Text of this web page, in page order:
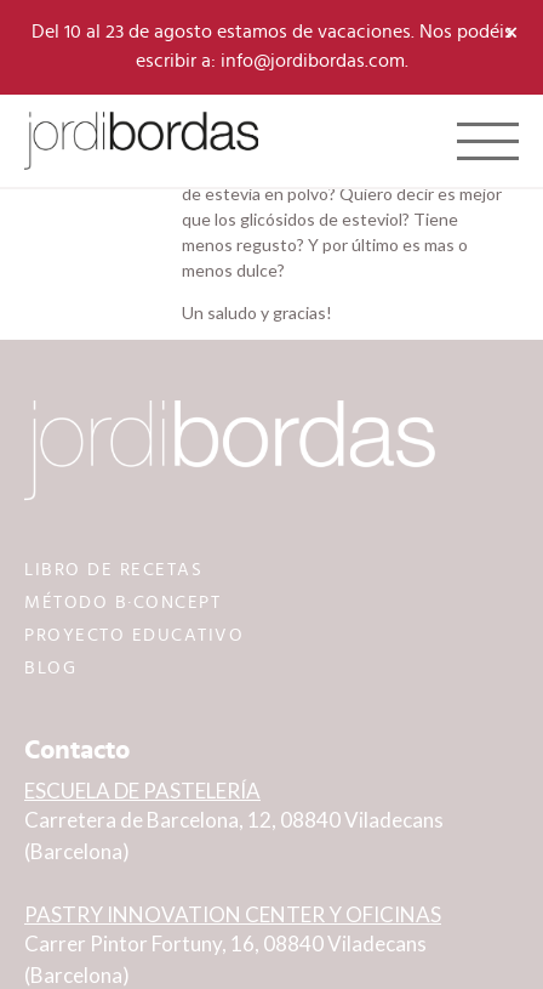
Del 10 al 23 de agosto estamos de vacaciones. Nos podéis
escribir a: info@jordibordas.com.
×
Toggle
04/11/2024 a las 10:13 am
#10398
Celia Alamo
de estevia en polvo? Quiero decir es mejor
que los glicósidos de esteviol? Tiene
menos regusto? Y por último es mas o
menos dulce?
Un saludo y gracias!
LIBRO DE RECETAS
MÉTODO B·CONCEPT
PROYECTO EDUCATIVO
BLOG
Contacto
ESCUELA DE PASTELERÍA
Carretera de Barcelona, 12, 08840 Viladecans
(Barcelona)
PASTRY INNOVATION CENTER Y OFICINAS
Carrer Pintor Fortuny, 16, 08840 Viladecans
(Barcelona)